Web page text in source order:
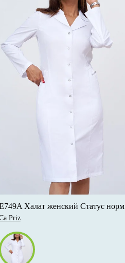
Халат женский Статус норм
Priz